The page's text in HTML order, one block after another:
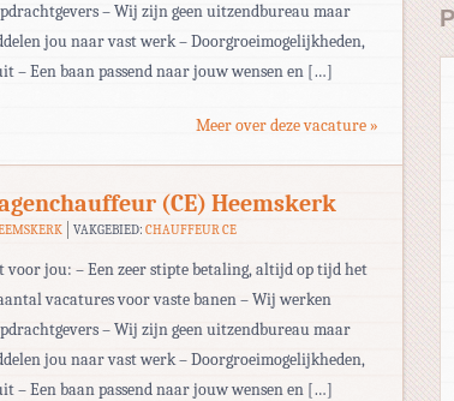
– Wij zijn geen uitzendbureau maar
jou naar vast werk – Doorgroeimogelijkheden,
– Een baan passend naar jouw wensen en […]
Meer over deze vacature »
(CE) Heemskerk
VAKGEBIED:CHAUFFEUR CE
voor jou: – Een zeer stipte betaling, altijd op tijd het
vacatures voor vaste banen – Wij werken
– Wij zijn geen uitzendbureau maar
jou naar vast werk – Doorgroeimogelijkheden,
– Een baan passend naar jouw wensen en […]